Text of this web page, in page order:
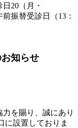
20（月・
振替受診日（13：
知らせ
を賜り、誠にあり
に設置しておりま